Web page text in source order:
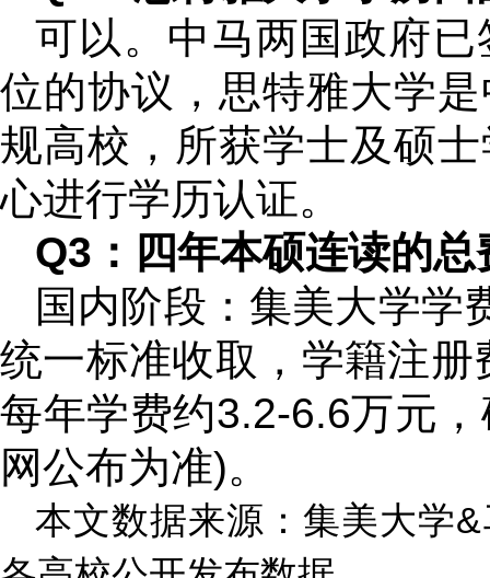
可以。中马两国政府
位的协议，思特雅大学
规高校，所获学士及硕
心进行学历认证。
Q3：四年本硕连读的
国内阶段：集美大学学
统一标准收取，学籍注
每年学费约3.2-6.6万元
网公布为准)。
本文数据来源：集美大学